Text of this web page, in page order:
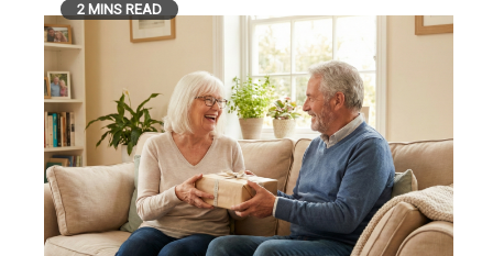
2 MINS READ